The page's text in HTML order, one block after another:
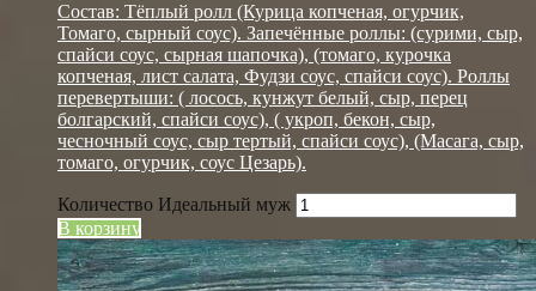
Состав: Тёплый ролл (Курица копченая, огурчик,
Томаго, сырный соус). Запечённые роллы: (сурими, сыр,
спайси соус, сырная шапочка), (томаго, курочка
копченая, лист салата, Фудзи соус, спайси соус). Роллы
перевертыши: ( лосось, кунжут белый, сыр, перец
болгарский, спайси соус), ( укроп, бекон, сыр,
чесночный соус, сыр тертый, спайси соус), (Масага, сыр,
томаго, огурчик, соус Цезарь).
Количество Идеальный муж
В корзину